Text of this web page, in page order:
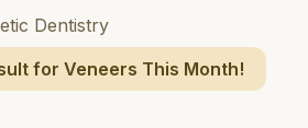
Dentistry
for Veneers This Month!